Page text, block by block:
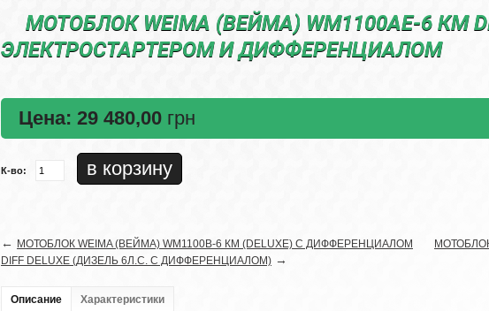
МОТОБЛОК WEIMA (ВЕЙМА) WM1100АЕ-6 КМ
ЭЛЕКТРОСТАРТЕРОМ И ДИФФЕРЕНЦИАЛОМ
Цена: 29 480,00 грн
К-во:
← МОТОБЛОК WEIMA (ВЕЙМА) WM1100B-6 КМ (DELUXE) C ДИФФЕРЕНЦИАЛОМ
DIFF DELUXE (ДИЗЕЛЬ 6Л.С. С ДИФФЕРЕНЦИАЛОМ) →
Описание Характеристики